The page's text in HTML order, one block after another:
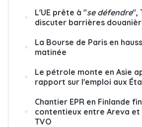
L'UE prête à "se défendre",
discuter barrières
La Bourse de Paris en
matinée
Le pétrole monte en Asie
rapport sur l'emploi aux
Chantier EPR en Finlande
contentieux entre Areva et
TVO